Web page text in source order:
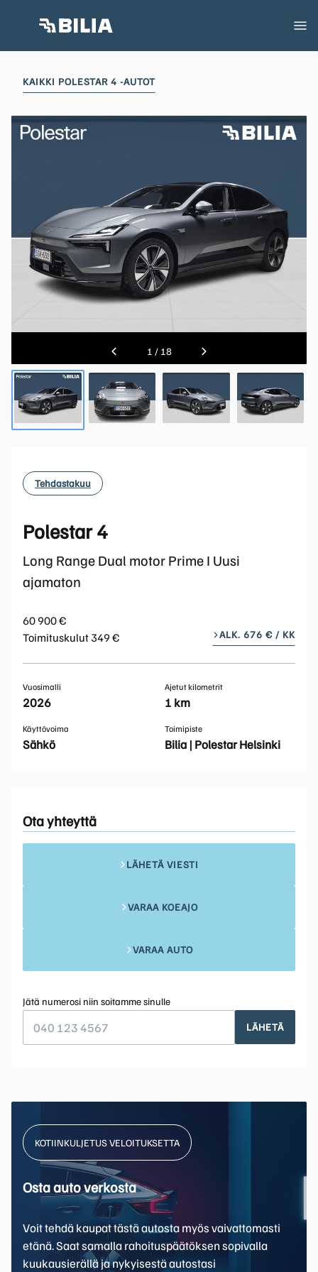
KAIKKI POLESTAR 4 -AUTOT
1 / 18
Tehdastakuu
Polestar 4
Long Range Dual motor Prime I Uusi
ajamaton
60 900 €
Toimituskulut 349 €
ALK. 676 € / KK
Vuosimalli
2026
Ajetut kilometrit
1 km
Käyttövoima
Sähkö
Toimipiste
Bilia | Polestar Helsinki
Ota yhteyttä
LÄHETÄ VIESTI
VARAA KOEAJO
VARAA AUTO
Jätä numerosi niin soitamme sinulle
LÄHETÄ
KOTIINKULJETUS VELOITUKSETTA
Osta auto verkosta
Voit tehdä kaupat tästä autosta myös vaivattomasti
etänä. Saat samalla rahoituspäätöksen sopivalla
kuukausierällä ja nykyisestä autostasi